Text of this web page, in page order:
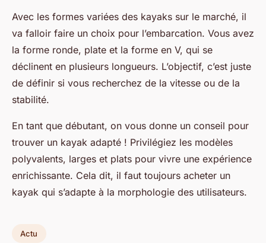
Avec les formes variées des kayaks sur le marché, il
va falloir faire un choix pour l’embarcation. Vous avez
la forme ronde, plate et la forme en V, qui se
déclinent en plusieurs longueurs. L’objectif, c’est juste
de définir si vous recherchez de la vitesse ou de la
stabilité.
En tant que débutant, on vous donne un conseil pour
trouver un kayak adapté ! Privilégiez les modèles
polyvalents, larges et plats pour vivre une expérience
enrichissante. Cela dit, il faut toujours acheter un
kayak qui s’adapte à la morphologie des utilisateurs.
Actu